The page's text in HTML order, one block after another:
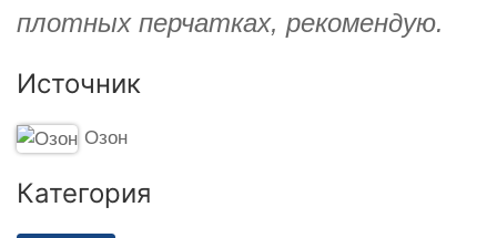
плотных перчатках, рекомендую.
Источник
Озон
Категория